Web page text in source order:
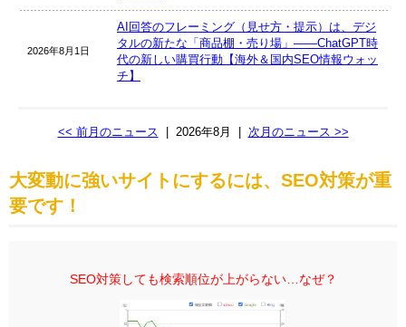
2026年8月1日
AI回答のフレーミング（見せ方・提示）は、デジ
タルの新たな「商品棚・売り場」――ChatGPT時
代の新しい購買行動【海外＆国内SEO情報ウォッ
チ】
<< 前月のニュース 2026年8月 次月のニュース >>
大変動に強いサイトにするには、SEO対策が重
要です！
SEO対策しても検索順位が上がらない…なぜ？